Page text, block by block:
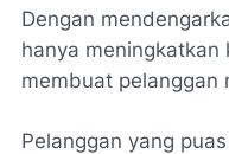
Dengan
hanya
membuat pelanggan
Pelanggan yang